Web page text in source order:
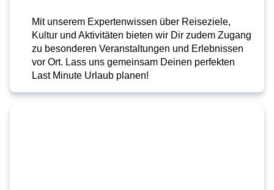
Mit unserem Expertenwissen über Reiseziele,
Kultur und Aktivitäten bieten wir Dir zudem Zugang
zu besonderen Veranstaltungen und Erlebnissen
vor Ort. Lass uns gemeinsam Deinen perfekten
Last Minute Urlaub planen!